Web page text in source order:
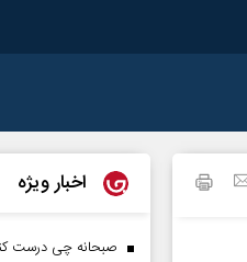
و تشکل ها
رزمی
گیشه روزنامه
البرز
تهران
خراسان شمالی
اخبار ویژه